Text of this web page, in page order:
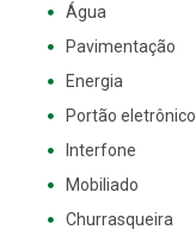
Água
Pavimentação
Energia
Portão eletrônico
Interfone
Mobiliado
Churrasqueira